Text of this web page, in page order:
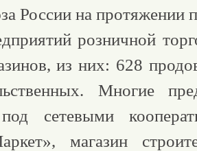
России на протяжении
розничной
из них: 628
Многие
сетевыми
магазин